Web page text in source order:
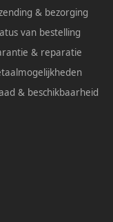
& bezorging
van bestelling
& reparatie
& beschikbaarheid